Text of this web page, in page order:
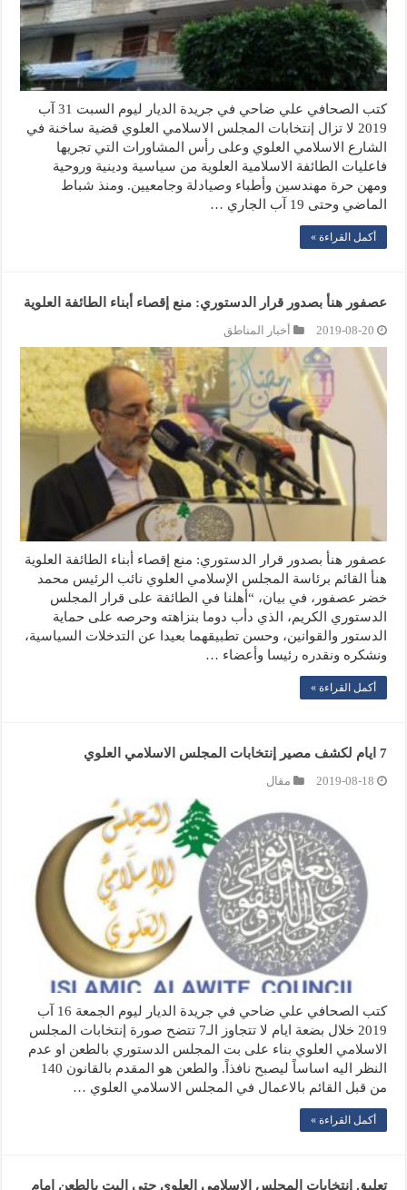
كتب الصحافي علي ضاحي في جريدة الديار ليوم السبت 31 آب
2019 لا تزال إنتخابات المجلس الاسلامي العلوي قضية ساخنة في
الشارع الاسلامي العلوي وعلى رأس المشاورات التي تجريها
فاعليات الطائفة الاسلامية العلوية من سياسية ودينية وروحية
ومهن حرة مهندسين وأطباء وصيادلة وجامعيين. ومنذ شباط
الماضي وحتى 19 آب الجاري …
أكمل القراءة »
عصفور هنأ بصدور قرار الدستوري: منع إقصاء أبناء الطائفة العلوية
2019-08-20 أخبار المناطق
عصفور هنأ بصدور قرار الدستوري: منع إقصاء أبناء الطائفة العلوية
هنأ القائم برئاسة المجلس الإسلامي العلوي نائب الرئيس محمد
خضر عصفور، في بيان، “أهلنا في الطائفة على قرار المجلس
الدستوري الكريم، الذي دأب دوما بنزاهته وحرصه على حماية
الدستور والقوانين، وحسن تطبيقهما بعيدا عن التدخلات السياسية،
ونشكره ونقدره رئيسا وأعضاء …
أكمل القراءة »
7 ايام لكشف مصير إنتخابات المجلس الاسلامي العلوي
2019-08-18 مقال
كتب الصحافي علي ضاحي في جريدة الديار ليوم الجمعة 16 آب
2019 خلال بضعة ايام لا تتجاوز الـ7 تتضح صورة إنتخابات المجلس
الاسلامي العلوي بناء على بت المجلس الدستوري بالطعن او عدم
النظر اليه اساساً ليصبح نافذاً. والطعن هو المقدم بالقانون 140
من قبل القائم بالاعمال في المجلس الاسلامي العلوي …
أكمل القراءة »
تعليق إنتخابات المجلس الاسلامي العلوي حتى البت بالطعن امام